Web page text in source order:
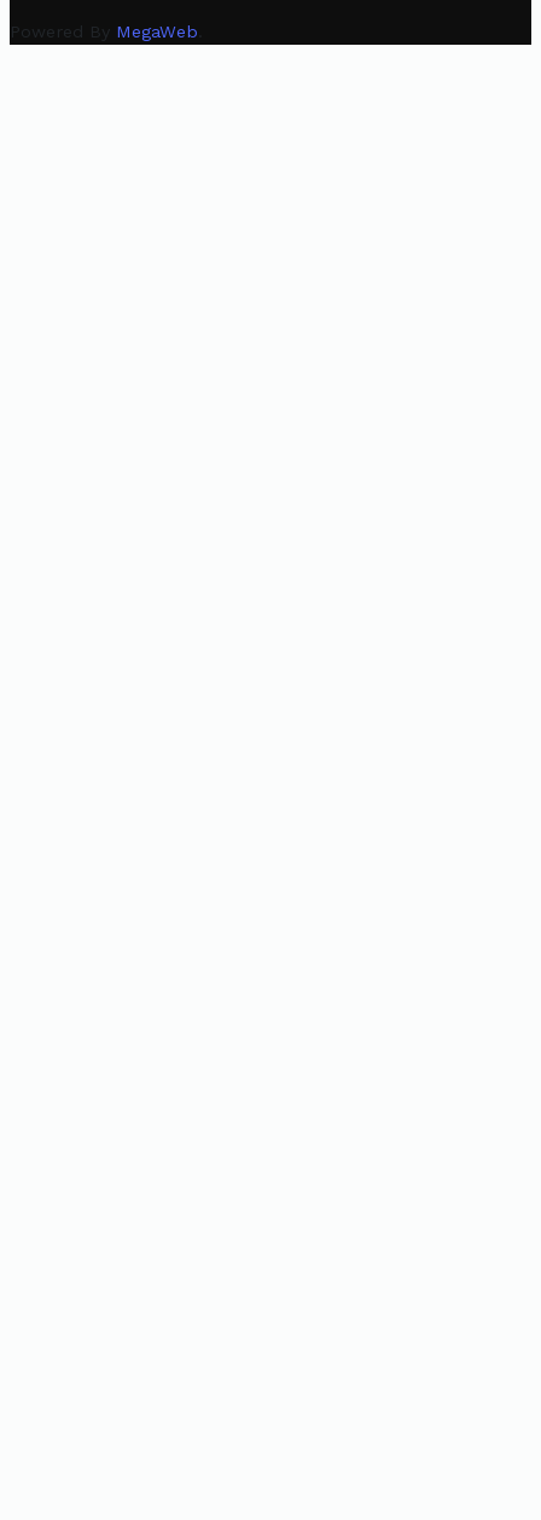
Powered By MegaWeb